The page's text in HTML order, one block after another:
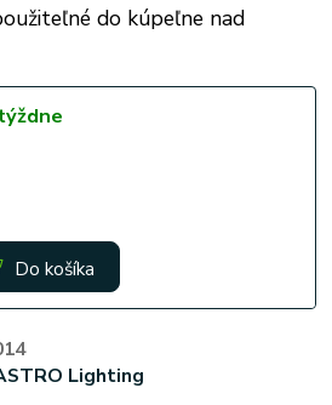
do kúpeľne nad
Do košíka
Lighting